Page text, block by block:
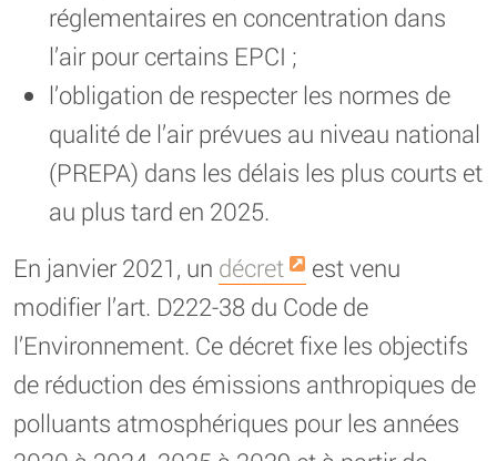
réglementaires en concentration dans
l’air pour certains EPCI ;
l’obligation de respecter les normes de
qualité de l’air prévues au niveau national
(PREPA) dans les délais les plus courts et
au plus tard en 2025.
En janvier 2021, un décret
est venu
modifier l’art. D222-38 du Code de
l’Environnement. Ce décret fixe les objectifs
de réduction des émissions anthropiques de
polluants atmosphériques pour les années